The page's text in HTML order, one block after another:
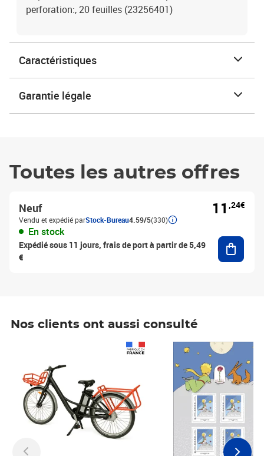
perforation:, 20 feuilles (23256401)
Caractéristiques
Garantie légale
Toutes les autres offres
Neuf
Vendu et expédié parStock-Bureau4.59/5(330)
En stock
Expédié sous 11 jours, frais de port à partir de 5,49
€
11 ,24€
Nos clients ont aussi consulté
Prix 7,50€